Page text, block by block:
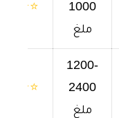
1000
ملغ
⭐⭐⭐⭐
1200-
2400
ملغ
⭐⭐⭐⭐